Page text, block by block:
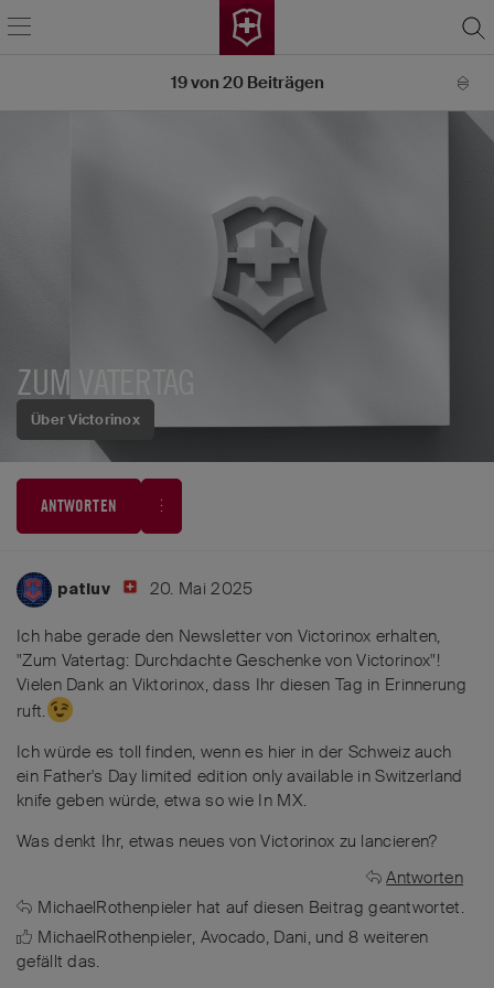
Über Victorinox
ZUM VATERTAG
ANTWORTEN
19von 20Beiträgen
patluv 20. Mai 2025
Ich habe gerade den Newsletter von Victorinox erhalten,
"Zum Vatertag: Durchdachte Geschenke von Victorinox"!
Vielen Dank an Viktorinox, dass Ihr diesen Tag in Erinnerung
ruft.
Ich würde es toll finden, wenn es hier in der Schweiz auch
ein Father's Day limited edition only available in Switzerland
knife geben würde, etwa so wie In MX.
Was denkt Ihr, etwas neues von Victorinox zu lancieren?
Antworten
MichaelRothenpieler hat auf diesen Beitrag geantwortet.
MichaelRothenpieler, Avocado, Dani, und8 weiteren
gefällt das.